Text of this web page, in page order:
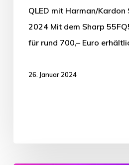
QLED mit Harman/Kardon
2024 Mit dem Sharp
für rund 700,– Euro
26. Januar 2024